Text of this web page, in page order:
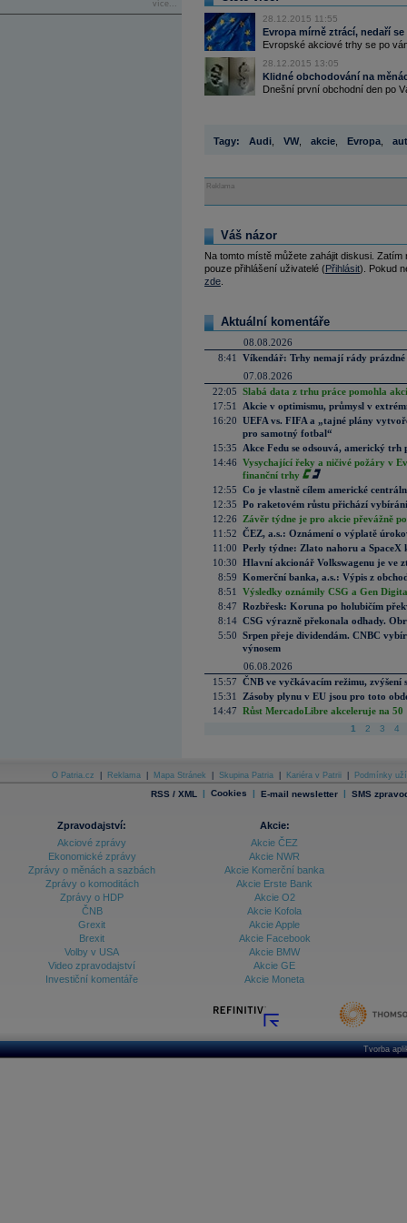
více...
28.12.2015 11:55
Evropa mírně ztrácí, nedaří
Evropské akciové trhy se po
28.12.2015 13:05
Klidné obchodování na
Dnešní první obchodní den po
Tagy: Audi VW, akcie Evropa
Reklama
Váš názor
Na tomto místě můžete zahájit diskusi.
pouze přihlášení uživatelé (Přihlásit). Pokud
zde
Aktuální komentáře
08.08.2026
8:41
Víkendář: Trhy nemají rády prázdné
07.08.2026
22:05 Slabá data z trhu práce pomohla
17:51
Akcie v optimismu, průmysl v
16:20 UEFA vs. FIFA a „tajné plány
pro samotný fotbal“
15:35
Akce Fedu se odsouvá, americký
14:46 Vysychající řeky a ničivé požáry v
finanční trhy
12:55 Co je vlastně cílem americké
12:35 Po raketovém růstu přichází
12:26
Závěr týdne je pro akcie převážně
11:52 ČEZ, a.s.: Oznámení o výplatě
11:00 Perly týdne: Zlato nahoru a SpaceX
10:30 Hlavní akcionář Volkswagenu je ve
8:59 Komerční banka, a.s.: Výpis z
8:51
Výsledky oznámily CSG a Gen
8:47 Rozbřesk: Koruna po holubičím
8:14 CSG výrazně překonala odhady.
5:50 Srpen přeje dividendám. CNBC
výnosem
06.08.2026
15:57 ČNB ve vyčkávacím režimu, zvýšení
15:31
Zásoby plynu v EU jsou pro toto
14:47 Růst MercadoLibre akceleruje na
1 2 3 4
O Patria.cz Reklama Mapa Stránek Skupina Patria Kariéra v Patrii Podmínky
RSS / XML | Cookies | E-mail newsletter | SMS
Zpravodajství:
Akciové zprávy
Ekonomické zprávy
Zprávy o měnách a sazbách
Zprávy o komoditách
Zprávy o HDP
ČNB
Grexit
Brexit
Volby v USA
Video zpravodajství
Investiční komentáře
Akcie:
Akcie ČEZ
Akcie NWR
Akcie Komerční banka
Akcie Erste Bank
Akcie O2
Akcie Kofola
Akcie Apple
Akcie Facebook
Akcie BMW
Akcie GE
Akcie Moneta
Tvorba